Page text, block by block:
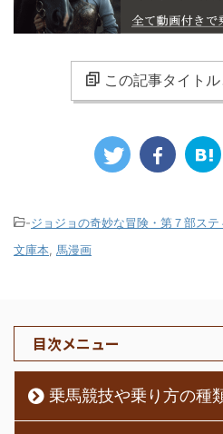
この記事タイト
-ジョジョの奇妙な冒険・第７部ス
文庫本 馬漫画
目次メニュー
乗馬競技や乗り方の種